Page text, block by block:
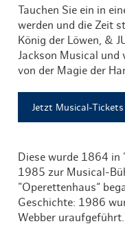
Tauchen Sie ein in
werden und die Zeit
König der Löwen, &
Jackson Musical und
von der Magie der
Jetzt Musical-Tickets
Diese wurde 1864 in
1985 zur Musical-
"Operettenhaus“
Geschichte: 1986
Webber